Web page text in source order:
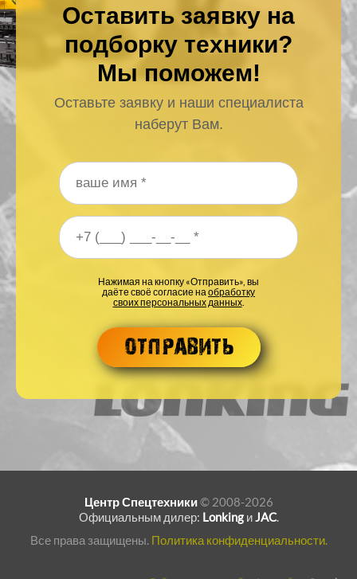
Оставить заявку на
подборку техники?
Мы поможем!
Оставьте заявку и наши специалиста
наберут Вам.
Ваше имя*
Ваш номер телефона*
Нажимая на кнопку «Отправить», вы
даёте своё согласие наобработку
своих персональных данных.
Центр Спецтехники© 2008-2026
Официальным дилер: LonkingиJAC.
Все права защищены. Политика конфиденциальности.